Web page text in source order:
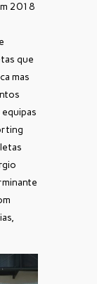
2018
que
mas